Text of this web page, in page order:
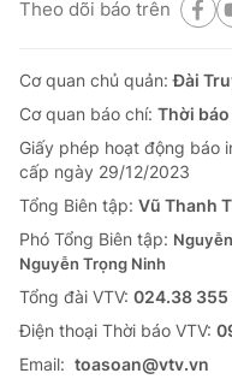
Theo dõi báo trên
Cơ quan chủ quản:Đài
Cơ quan báo chí: Thời báo
Giấy phép hoạt động báo
cấp ngày 29/12/2023
Tổng Biên tập: Vũ Thanh
Phó Tổng Biên tập:
Nguyễn Trọng Ninh
Tổng đài VTV: 024.38 355
Ðiện thoại Thời báo VTV:
Email: toasoan@vtv.vn